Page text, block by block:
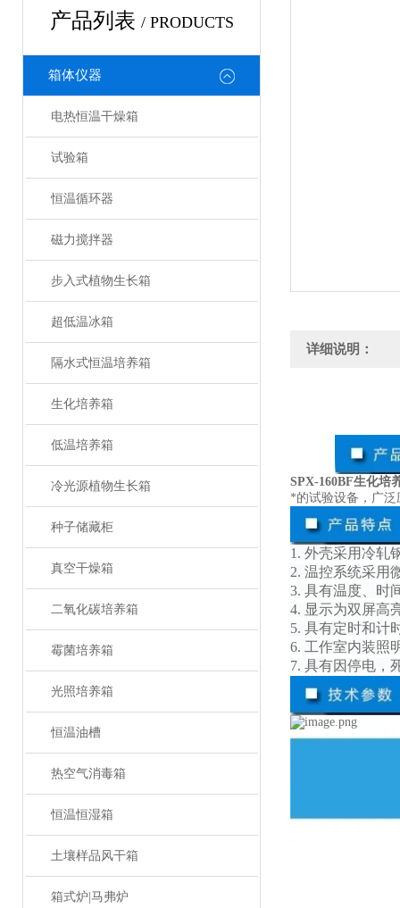
产品列表 / PRODUCTS
箱体仪器
电热恒温干燥箱
试验箱
恒温循环器
磁力搅拌器
步入式植物生长箱
超低温冰箱
隔水式恒温培养箱
生化培养箱
低温培养箱
冷光源植物生长箱
种子储藏柜
真空干燥箱
二氧化碳培养箱
霉菌培养箱
光照培养箱
恒温油槽
热空气消毒箱
恒温恒湿箱
土壤样品风干箱
箱式炉|马弗炉
详细说明：
SPX-160BF生化培
*的试验设备，广
1. 外壳采用冷轧
2. 温控系统采用
3. 具有温度、时
4. 显示为双屏高
5. 具有定时和计
6. 工作室内装照
7. 具有因停电，